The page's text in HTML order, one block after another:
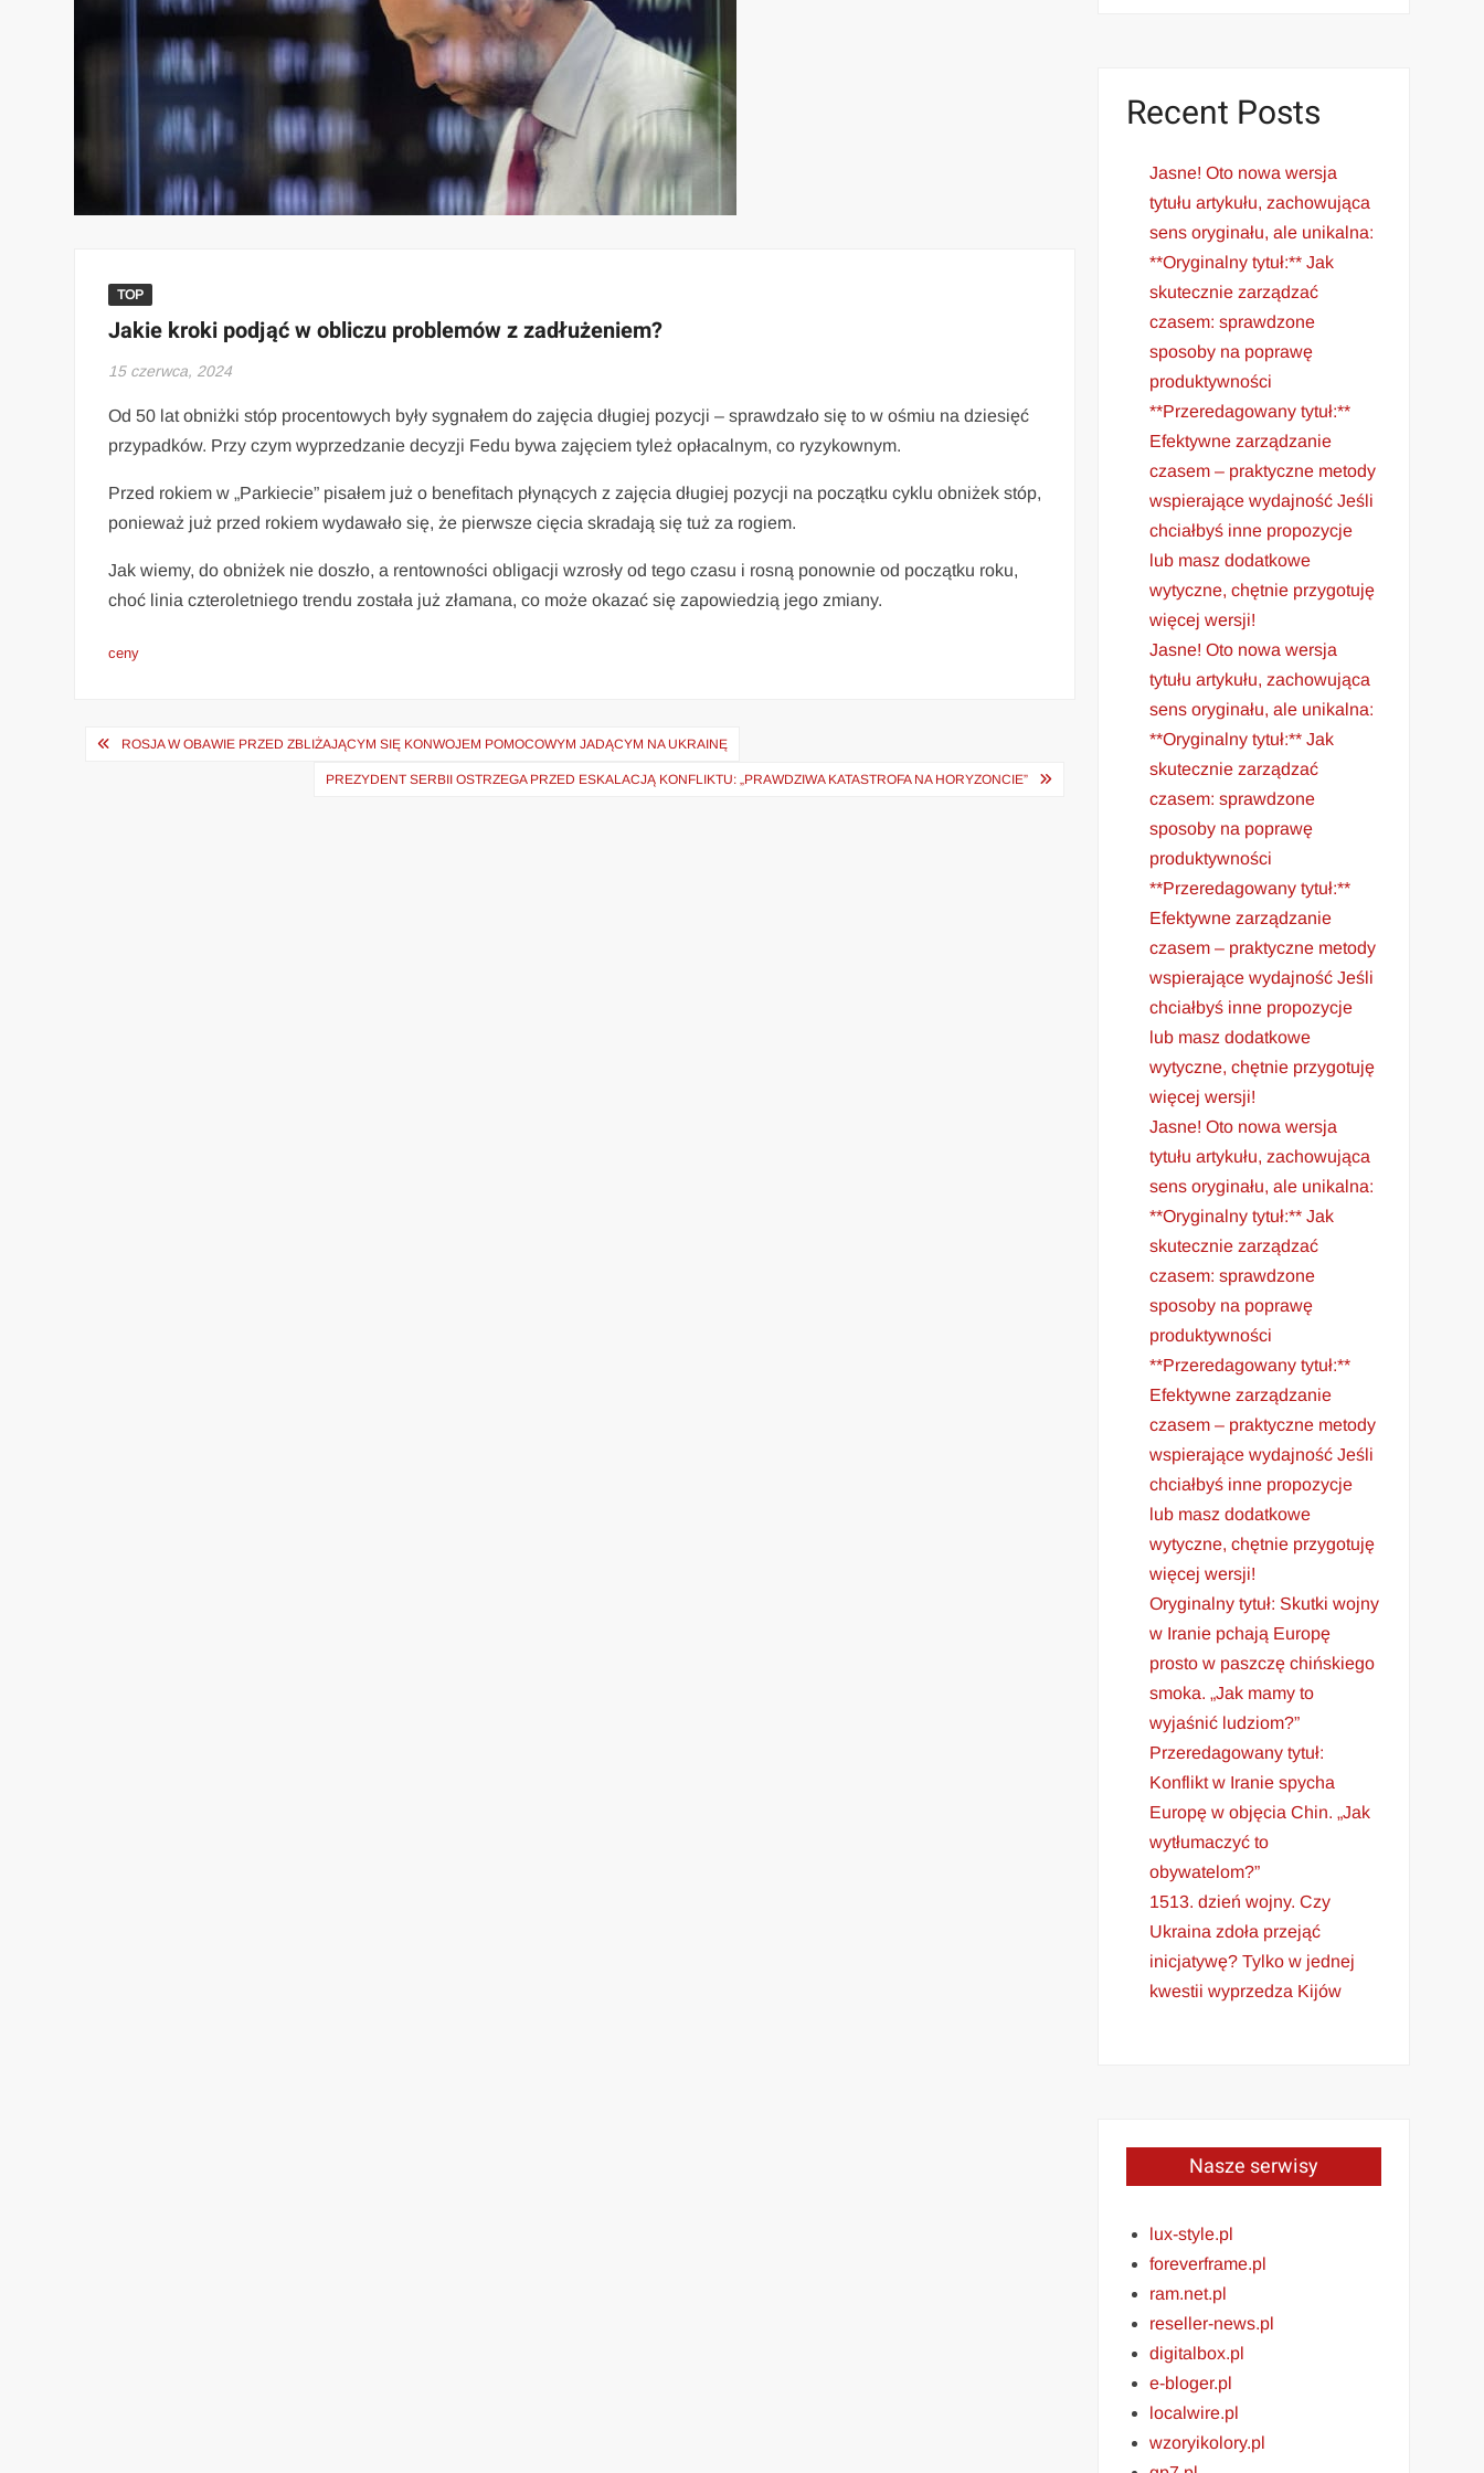
TOP
Jakie kroki podjąć w obliczu problemów z zadłużeniem?
15 czerwca, 2024
Od 50 lat obniżki stóp procentowych były sygnałem do zajęcia długiej pozycji – sprawdzało się to w ośmiu na dziesięć
przypadków. Przy czym wyprzedzanie decyzji Fedu bywa zajęciem tyleż opłacalnym, co ryzykownym.
Przed rokiem w „Parkiecie” pisałem już o benefitach płynących z zajęcia długiej pozycji na początku cyklu obniżek stóp,
ponieważ już przed rokiem wydawało się, że pierwsze cięcia skradają się tuż za rogiem.
Jak wiemy, do obniżek nie doszło, a rentowności obligacji wzrosły od tego czasu i rosną ponownie od początku roku,
choć linia czteroletniego trendu została już złamana, co może okazać się zapowiedzią jego zmiany.
ceny
Nawigacja
ROSJA W OBAWIE PRZED ZBLIŻAJĄCYM SIĘ KONWOJEM POMOCOWYM JADĄCYM NA UKRAINĘ
PREZYDENT SERBII OSTRZEGA PRZED ESKALACJĄ KONFLIKTU: „PRAWDZIWA KATASTROFA NA HORYZONCIE”
Recent Posts
Jasne! Oto nowa wersja
tytułu artykułu, zachowująca
sens oryginału, ale unikalna:
**Oryginalny tytuł:** Jak
skutecznie zarządzać
czasem: sprawdzone
sposoby na poprawę
produktywności
**Przeredagowany tytuł:**
Efektywne zarządzanie
czasem – praktyczne metody
wspierające wydajność Jeśli
chciałbyś inne propozycje
lub masz dodatkowe
wytyczne, chętnie przygotuję
więcej wersji!
Jasne! Oto nowa wersja
tytułu artykułu, zachowująca
sens oryginału, ale unikalna:
**Oryginalny tytuł:** Jak
skutecznie zarządzać
czasem: sprawdzone
sposoby na poprawę
produktywności
**Przeredagowany tytuł:**
Efektywne zarządzanie
czasem – praktyczne metody
wspierające wydajność Jeśli
chciałbyś inne propozycje
lub masz dodatkowe
wytyczne, chętnie przygotuję
więcej wersji!
Jasne! Oto nowa wersja
tytułu artykułu, zachowująca
sens oryginału, ale unikalna:
**Oryginalny tytuł:** Jak
skutecznie zarządzać
czasem: sprawdzone
sposoby na poprawę
produktywności
**Przeredagowany tytuł:**
Efektywne zarządzanie
czasem – praktyczne metody
wspierające wydajność Jeśli
chciałbyś inne propozycje
lub masz dodatkowe
wytyczne, chętnie przygotuję
więcej wersji!
Oryginalny tytuł: Skutki wojny
w Iranie pchają Europę
prosto w paszczę chińskiego
smoka. „Jak mamy to
wyjaśnić ludziom?”
Przeredagowany tytuł:
Konflikt w Iranie spycha
Europę w objęcia Chin. „Jak
wytłumaczyć to
obywatelom?”
1513. dzień wojny. Czy
Ukraina zdoła przejąć
inicjatywę? Tylko w jednej
kwestii wyprzedza Kijów
Nasze serwisy
lux-style.pl
foreverframe.pl
ram.net.pl
reseller-news.pl
digitalbox.pl
e-bloger.pl
localwire.pl
wzoryikolory.pl